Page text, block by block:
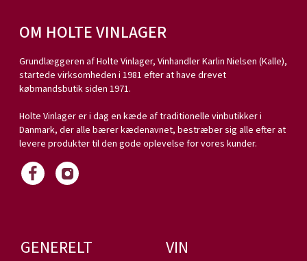
OM HOLTE VINLAGER
Grundlæggeren af Holte Vinlager, Vinhandler Karlin Nielsen (Kalle),
startede virksomheden i 1981 efter at have drevet
købmandsbutik siden 1971.
Holte Vinlager er i dag en kæde af traditionelle vinbutikker i
Danmark, der alle bærer kædenavnet, bestræber sig alle efter at
levere produkter til den gode oplevelse for vores kunder.
GENERELT VIN